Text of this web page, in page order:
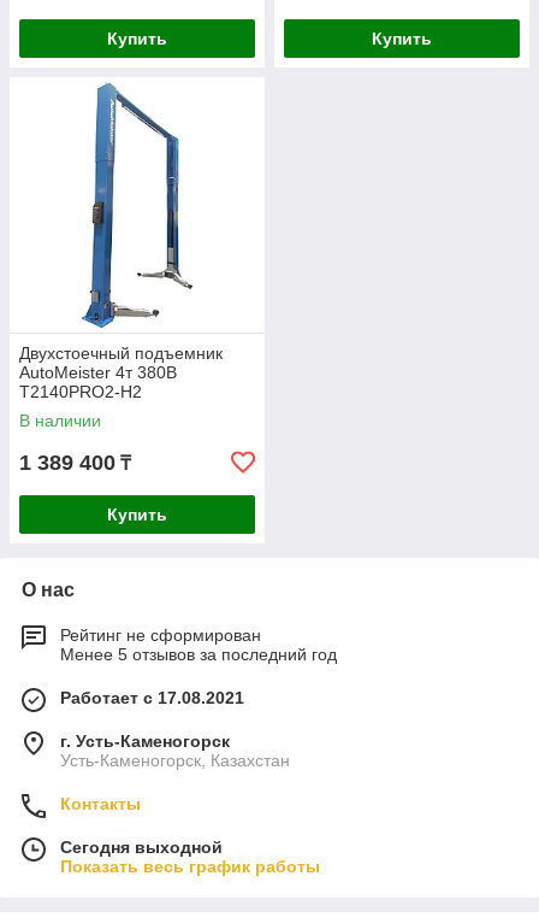
Купить Купить
Двухстоечный подъемник
AutoMeister 4т 380В
T2140PRO2-H2
В наличии
1 389 400 ₸
Купить
О нас
Рейтинг не сформирован
Менее 5 отзывов за последний год
Работает с 17.08.2021
г. Усть-Каменогорск
Усть-Каменогорск, Казахстан
Контакты
Сегодня выходной
Показать весь график работы